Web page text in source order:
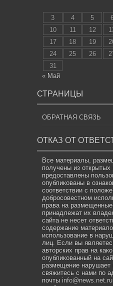
3
4 5
10
11 12
17
18 19
24
25 26
31
« Май
СТРАНИЦЫ
ОБРАТНАЯ СВЯЗЬ
ОТКАЗ ОТ
Все материалы,
получены из открытых
предоставлены
опубликованы в
соответствии с
добросовестном
права на
принадлежат их
сайта не несет
содержание
использование в
лиц. Если вы
авторских прав на
опубликованный на
размещение нарушает
свяжитесь с нами по
почты info@news.net.ru